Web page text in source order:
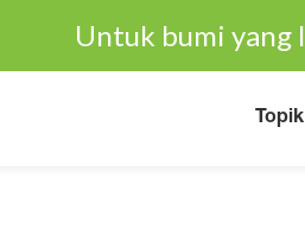
Untuk bumi yang
Topik